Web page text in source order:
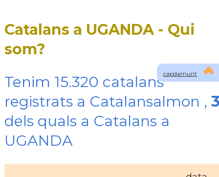
capdamunt
Catalans a UGANDA - Qui
som?
Tenim 15.320 catalans
registrats a Catalansalmon ,
dels quals a Catalans a
UGANDA